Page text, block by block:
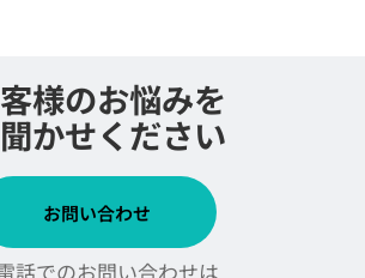
様のお悩みを
かせください
お問い合わせ
話でのお問い合わせは